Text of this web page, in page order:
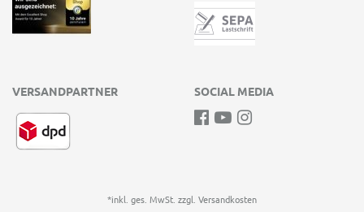
VERSANDPARTNER SOCIAL MEDIA
*inkl. ges. MwSt. zzgl. Versandkosten